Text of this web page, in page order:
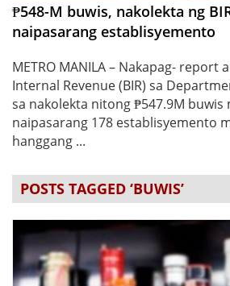
₱548-M buwis, nakolekta ng
naipasarang establisyemento
METRO MANILA – Nakapag- report
Internal Revenue (BIR) sa
sa nakolekta nitong ₱547.9M buwis
naipasarang 178 establisyemento
hanggang ...
POSTS TAGGED ‘BUWIS’